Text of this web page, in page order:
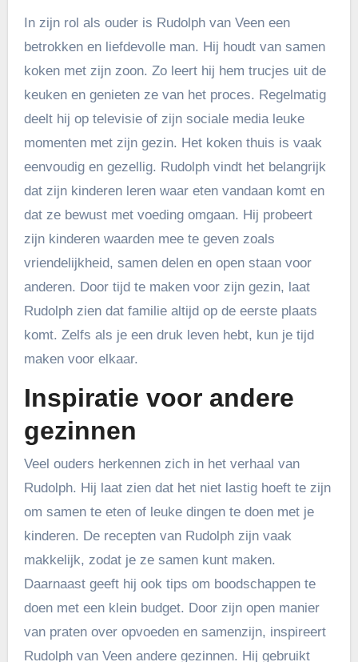
In zijn rol als ouder is Rudolph van Veen een
betrokken en liefdevolle man. Hij houdt van samen
koken met zijn zoon. Zo leert hij hem trucjes uit de
keuken en genieten ze van het proces. Regelmatig
deelt hij op televisie of zijn sociale media leuke
momenten met zijn gezin. Het koken thuis is vaak
eenvoudig en gezellig. Rudolph vindt het belangrijk
dat zijn kinderen leren waar eten vandaan komt en
dat ze bewust met voeding omgaan. Hij probeert
zijn kinderen waarden mee te geven zoals
vriendelijkheid, samen delen en open staan voor
anderen. Door tijd te maken voor zijn gezin, laat
Rudolph zien dat familie altijd op de eerste plaats
komt. Zelfs als je een druk leven hebt, kun je tijd
maken voor elkaar.
Inspiratie voor andere
gezinnen
Veel ouders herkennen zich in het verhaal van
Rudolph. Hij laat zien dat het niet lastig hoeft te zijn
om samen te eten of leuke dingen te doen met je
kinderen. De recepten van Rudolph zijn vaak
makkelijk, zodat je ze samen kunt maken.
Daarnaast geeft hij ook tips om boodschappen te
doen met een klein budget. Door zijn open manier
van praten over opvoeden en samenzijn, inspireert
Rudolph van Veen andere gezinnen. Hij gebruikt